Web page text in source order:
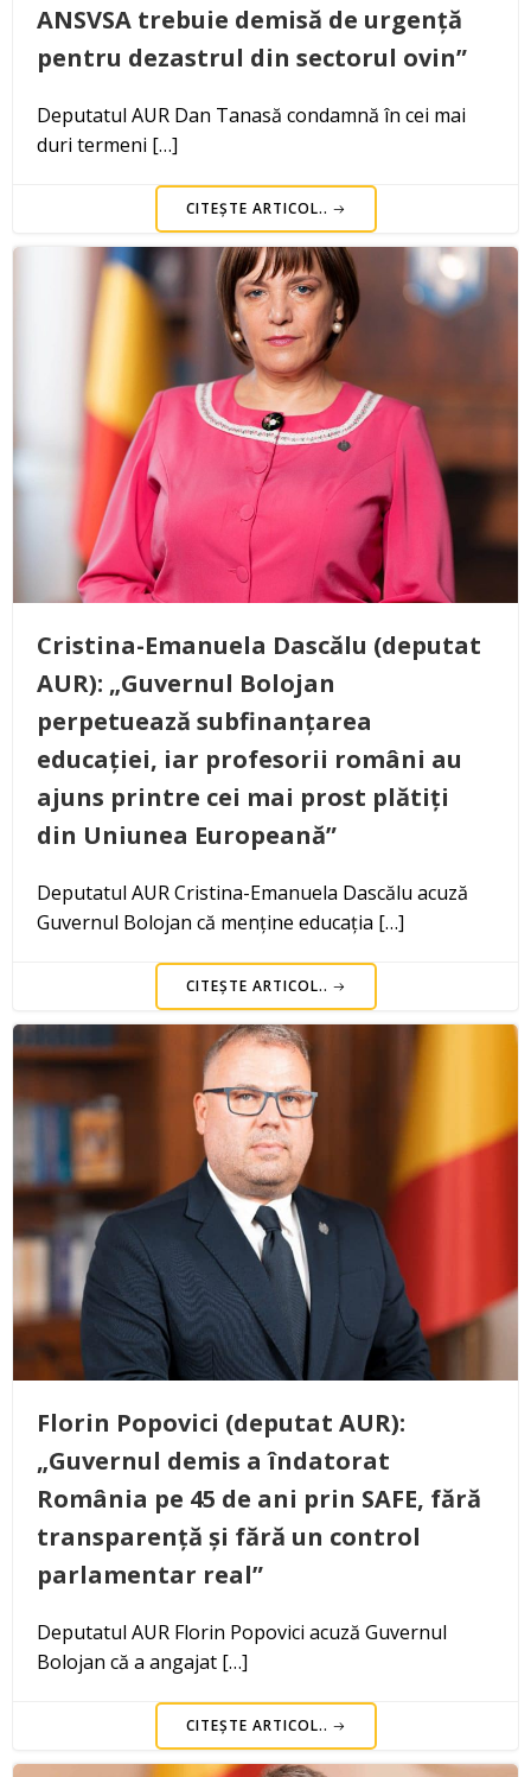
ANSVSA trebuie demisă de urgență
pentru dezastrul din sectorul ovin”
Deputatul AUR Dan Tanasă condamnă în cei mai
duri termeni […]
CITEȘTE ARTICOL..
Cristina-Emanuela Dascălu (deputat
AUR): „Guvernul Bolojan
perpetuează subfinanțarea
educației, iar profesorii români au
ajuns printre cei mai prost plătiți
din Uniunea Europeană”
Deputatul AUR Cristina-Emanuela Dascălu acuză
Guvernul Bolojan că menține educația […]
CITEȘTE ARTICOL..
Florin Popovici (deputat AUR):
„Guvernul demis a îndatorat
România pe 45 de ani prin SAFE, fără
transparență și fără un control
parlamentar real”
Deputatul AUR Florin Popovici acuză Guvernul
Bolojan că a angajat […]
CITEȘTE ARTICOL..